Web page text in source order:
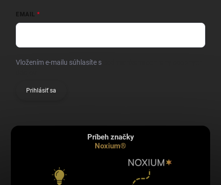
EMAIL
Vložením e-mailu súhlasíte s
Prihlásiť sa
Príbeh značky
Noxium®